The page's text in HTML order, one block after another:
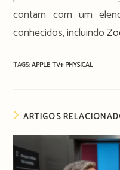
contam com um
conhecidos, incluindo
TAGS:APPLE TV+PHYSICAL
ARTIGOS